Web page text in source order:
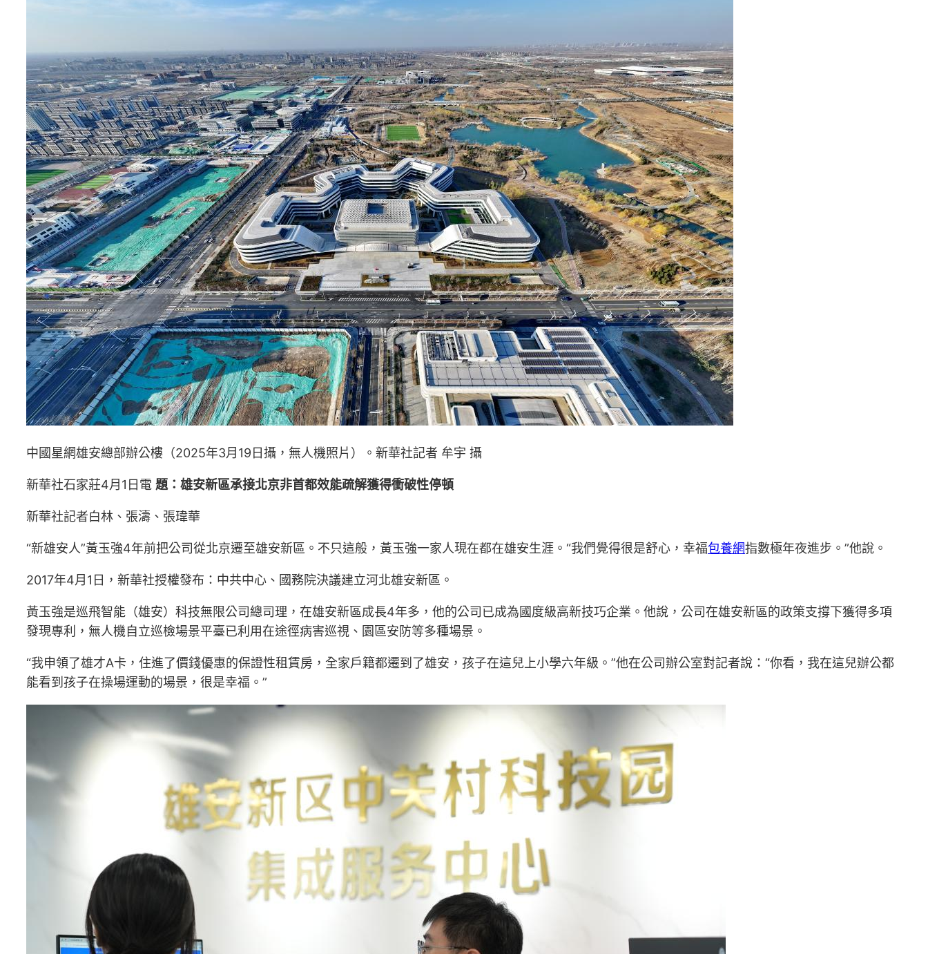
中國星網雄安總部辦公樓（2025年3月19日攝，無人機照片）。新華社記者 牟宇 攝
新華社石家莊4月1日電 題：雄安新區承接北京非首都效能疏解獲得衝破性停頓
新華社記者白林、張濤、張瑋華
“新雄安人”黃玉強4年前把公司從北京遷至雄安新區。不只這般，黃玉強一家人現在都在雄安生涯。“我們覺得很是舒心，幸福包養網指數極年夜進步。”他說。
2017年4月1日，新華社授權發布：中共中心、國務院決議建立河北雄安新區。
黃玉強是巡飛智能（雄安）科技無限公司總司理，在雄安新區成長4年多，他的公司已成為國度級高新技巧企業。他說，公司在雄安新區的政策支撐下獲得多項
發現專利，無人機自立巡檢場景平臺已利用在途徑病害巡視、園區安防等多種場景。
“我申領了雄才A卡，住進了價錢優惠的保證性租賃房，全家戶籍都遷到了雄安，孩子在這兒上小學六年級。”他在公司辦公室對記者說：“你看，我在這兒辦公都
能看到孩子在操場運動的場景，很是幸福。”